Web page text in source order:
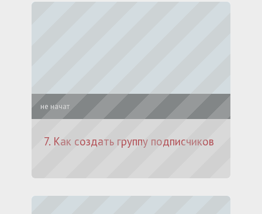
не начат
7. Как создать группу подписчиков